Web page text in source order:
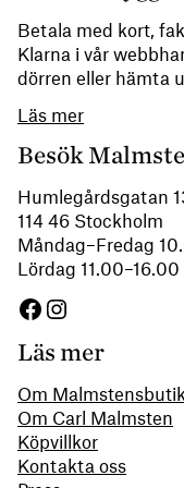
Betala med kort,
Klarna i vår
dörren eller hämta
Läs mer
Besök
Humlegårdsgatan
114 46 Stockholm
Måndag–Fredag
Lördag 11.00–16.00
Facebook
Instagram
Läs mer
Om
Om Carl Malmsten
Köpvillkor
Kontakta oss